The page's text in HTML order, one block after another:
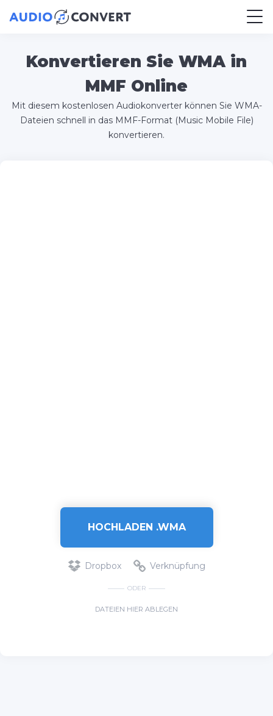
Konvertieren Sie WMA in
MMF Online
Mit diesem kostenlosen Audiokonverter können Sie WMA-
Dateien schnell in das MMF-Format (Music Mobile File)
konvertieren.
HOCHLADEN .WMA
Dropbox Verknüpfung
ODER
DATEIEN HIER ABLEGEN